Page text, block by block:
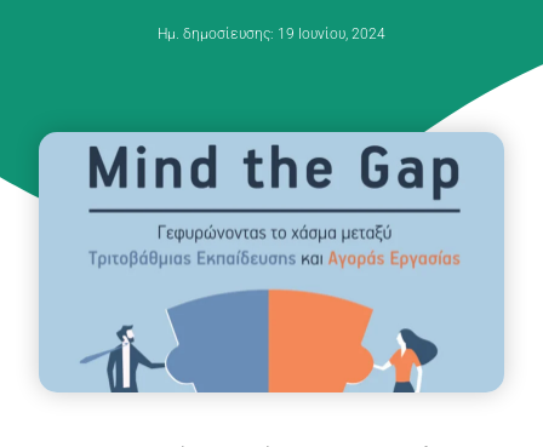
Ημ. δημοσίευσης: 19 Ιουνίου, 2024